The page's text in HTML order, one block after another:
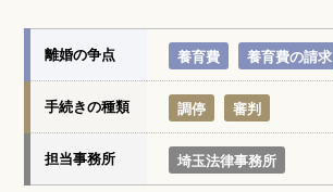
離婚の争点 養育費 養育費の請求
手続きの種類 調停 審判
担当事務所 埼玉法律事務所